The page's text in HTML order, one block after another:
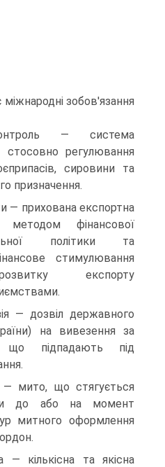
зобов'язання
— система
стосовно регулювання
сировини та
призначення.
— прихована експортна
фінансової
політики та
стимулювання
експорту
— дозвіл державного
на вивезення за
що підпадають під
мито, що стягується
до або на момент
митного оформлення
— кількісна та якісна